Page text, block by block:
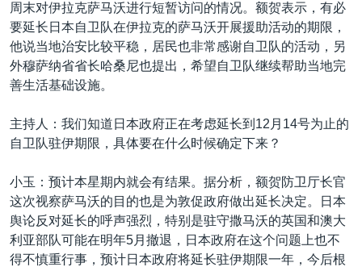
全球议题
环境
美国建国250周年
埃博拉疫情
美国之音专访
台海两岸关系
关注西藏
关注新疆
GEN Z 看美国
关注我们
其他语言网站
周末对伊拉克萨马沃进行短暂访问的情况。额贺表示，有必
要延长日本自卫队在伊拉克的萨马沃开展援助活动的期限，
他说当地治安比较平稳，居民也非常感谢自卫队的活动，另
外穆萨纳省省长哈桑尼也提出，希望自卫队继续帮助当地完
善生活基础设施。
主持人：我们知道日本政府正在考虑延长到12月14号为止的
自卫队驻伊期限，具体要在什么时候确定下来？
小玉：预计本星期内就会有结果。据分析，额贺防卫厅长官
这次视察萨马沃的目的也是为敦促政府做出延长决定。日本
舆论反对延长的呼声强烈，特别是驻守撒马沃的英国和澳大
利亚部队可能在明年5月撤退，日本政府在这个问题上也不
得不慎重行事，预计日本政府将延长驻伊期限一年，今后根